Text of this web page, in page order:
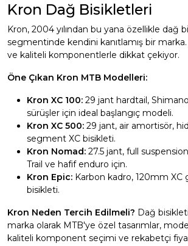
Kron Dağ Bisikletleri
Kron, 2004 yılından bu yana özellikle dağ
segmentinde kendini kanıtlamış bir
ve kaliteli komponentlerle dikkat çekiyor.
Öne Çıkan Kron MTB Modelleri:
Kron XC 100: 29 jant hardtail,
sürüşler için ideal başlangıç modeli.
Kron XC 500: 29 jant, air amortisör,
segment XC bisikleti.
Kron Nomad: 27.5 jant, full
Trail ve hafif enduro için.
Kron Epic: Karbon kadro, 120mm XC
bisikleti.
Kron Neden Tercih Edilmeli? Dağ
marka olarak MTB'ye özel tasarımlar,
kaliteli komponent seçimi ve rekabetçi